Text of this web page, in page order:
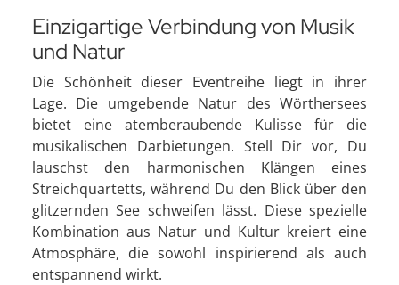
Einzigartige Verbindung von Musik
und Natur
Die Schönheit dieser Eventreihe liegt in ihrer
Lage. Die umgebende Natur des Wörthersees
bietet eine atemberaubende Kulisse für die
musikalischen Darbietungen. Stell Dir vor, Du
lauschst den harmonischen Klängen eines
Streichquartetts, während Du den Blick über den
glitzernden See schweifen lässt. Diese spezielle
Kombination aus Natur und Kultur kreiert eine
Atmosphäre, die sowohl inspirierend als auch
entspannend wirkt.